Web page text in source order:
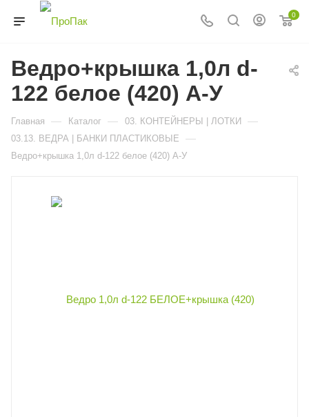
0
Ведро+крышка 1,0л d-
122 белое (420) А-У
Главная — Каталог — 03. КОНТЕЙНЕРЫ | ЛОТКИ —
03.13. ВЕДРА | БАНКИ ПЛАСТИКОВЫЕ —
Ведро+крышка 1,0л d-122 белое (420) А-У